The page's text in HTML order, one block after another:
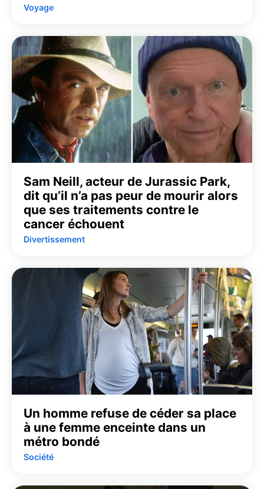
Voyage
Sam Neill, acteur de Jurassic Park,
dit qu’il n’a pas peur de mourir alors
que ses traitements contre le
cancer échouent
Divertissement
Un homme refuse de céder sa place
à une femme enceinte dans un
métro bondé
Société